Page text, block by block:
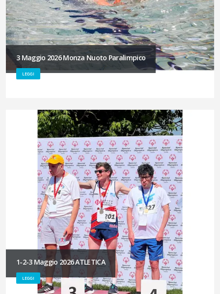
3 Maggio 2026 Monza Nuoto Paralimpico
LEGGI
1-2-3 Maggio 2026 ATLETICA
LEGGI